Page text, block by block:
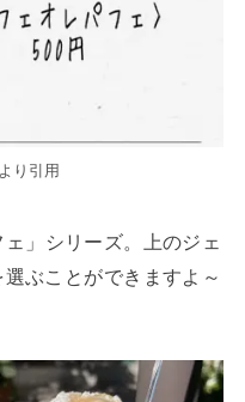
り引用
」シリーズ。上のジェ
ぶことができますよ～